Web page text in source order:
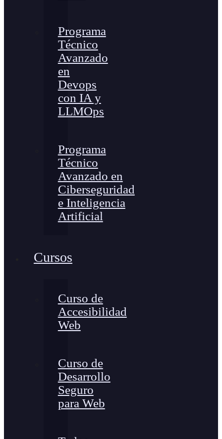
Programa
Técnico
Avanzado
en
Devops
con IA y
LLMOps
Programa
Técnico
Avanzado en
Ciberseguridad
e Inteligencia
Artificial
Cursos
Curso de
Accesibilidad
Web
Curso de
Desarrollo
Seguro
para Web